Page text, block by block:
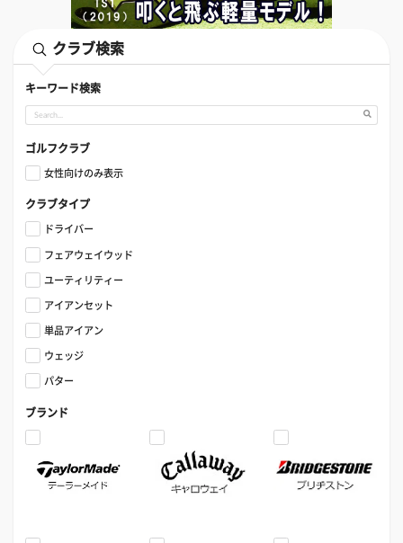
クラブ検索
キーワード検索
ゴルフクラブ
女性向けのみ表示
クラブタイプ
ドライバー
フェアウェイウッド
ユーティリティー
アイアンセット
単品アイアン
ウェッジ
パター
ブランド